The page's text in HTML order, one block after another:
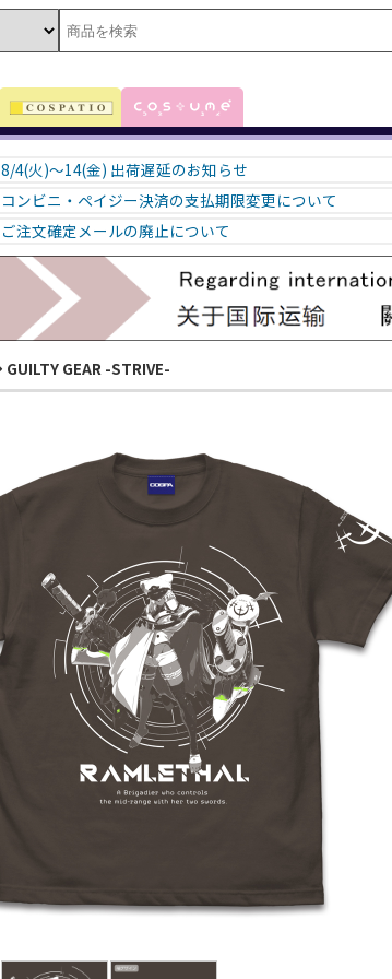
8/4(火)～14(金) 出荷遅延のお知らせ
コンビニ・ペイジー決済の支払期限変更について
ご注文確定メールの廃止について
GUILTY GEAR -STRIVE-